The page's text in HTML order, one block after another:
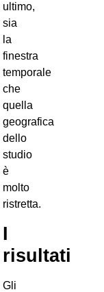
ultimo,
sia
la
finestra
temporale
che
quella
geografica
dello
studio
è
molto
ristretta.
I
risultati
Gli